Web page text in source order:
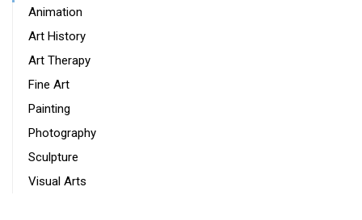
Animation
Art History
Art Therapy
Fine Art
Painting
Photography
Sculpture
Visual Arts